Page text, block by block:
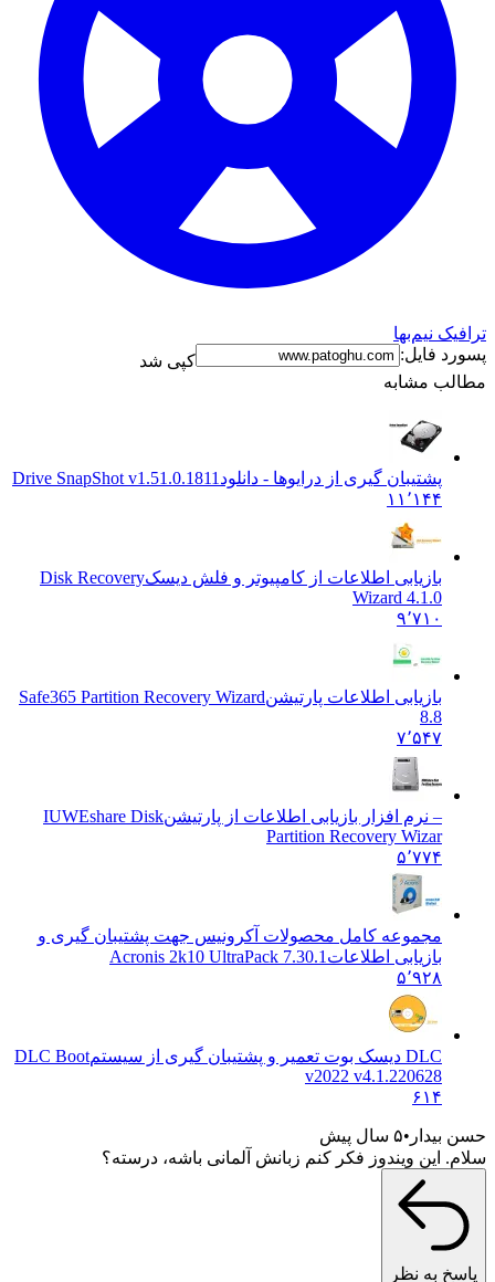
ترافیک نیم‌بها
پسورد فایل:
کپی شد
مطالب مشابه
پشتیبان گیری از درایوها - دانلود Drive SnapShot v1.51.0.1811
۱۱٬۱۴۴
بازیابی اطلاعات از کامپیوتر و فلش دیسکDisk Recovery
Wizard 4.1.0
۹٬۷۱۰
بازیابی اطلاعات پارتیشنSafe365 Partition Recovery Wizard
8.8
۷٬۵۴۷
– نرم افزار بازیابی اطلاعات از پارتیشنIUWEshare Disk
Partition Recovery Wizar
۵٬۷۷۴
مجموعه کامل محصولات آکرونیس جهت پشتیبان گیری و
بازیابی اطلاعات Acronis 2k10 UltraPack 7.30.1
۵٬۹۲۸
DLC دیسک بوت تعمیر و پشتیبان گیری از سیستم
DLC Boot
v2022 v4.1.220628
۶۱۴
حسن بیدار
۵ سال پیش
سلام. این ویندوز فکر کنم زبانش آلمانی باشه، درسته؟
پاسخ به نظر